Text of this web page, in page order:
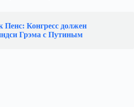
Пенс: Конгресс должен
Грэма с Путиным